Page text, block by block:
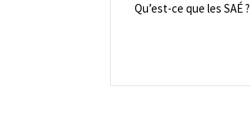
Qu’est-ce que les SAÉ ?